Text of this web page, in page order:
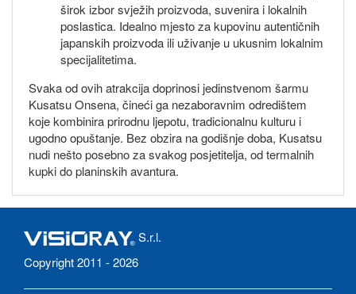
širok izbor svježih proizvoda, suvenira i lokalnih
poslastica. Idealno mjesto za kupovinu autentičnih
japanskih proizvoda ili uživanje u ukusnim lokalnim
specijalitetima.
Svaka od ovih atrakcija doprinosi jedinstvenom šarmu
Kusatsu Onsena, čineći ga nezaboravnim odredištem
koje kombinira prirodnu ljepotu, tradicionalnu kulturu i
ugodno opuštanje. Bez obzira na godišnje doba, Kusatsu
nudi nešto posebno za svakog posjetitelja, od termalnih
kupki do planinskih avantura.
S.r.l.
Copyright 2011 - 2026